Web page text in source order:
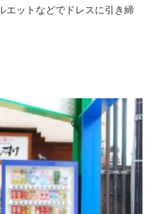
エットなどでドレスに引き締